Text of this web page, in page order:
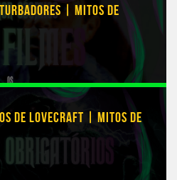
| MITOS DE
DE LOVECRAFT | MITOS DE